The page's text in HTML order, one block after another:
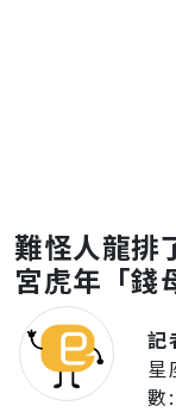
難怪人龍排
宮虎年「錢
記
星
數: